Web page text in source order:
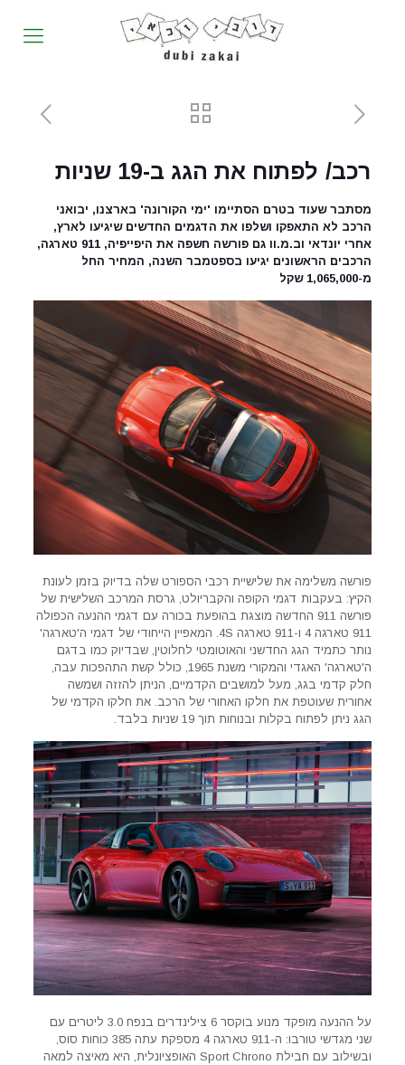
רכב/ לפתוח את הגג ב-19 שניות
מסתבר שעוד בטרם הסתיימו 'ימי הקורונה' בארצנו, יבואני
הרכב לא התאפקו ושלפו את הדגמים החדשים שיגיעו לארץ,
אחרי יונדאי וב.מ.וו גם פורשה חשפה את היפייפיה, 911 טארגה,
הרכבים הראשונים יגיעו בספטמבר השנה, המחיר החל
מ-1,065,000 שקל
פורשה משלימה את שלישיית רכבי הספורט שלה בדיוק בזמן לעונת
הקיץ: בעקבות דגמי הקופה והקבריולט, גרסת המרכב השלישית של
פורשה 911 החדשה מוצגת בהופעת בכורה עם דגמי ההנעה הכפולה
911 טארגה 4 ו-911 טארגה 4S. המאפיין הייחודי של דגמי ה'טארגה'
נותר כתמיד הגג החדשני והאוטומטי לחלוטין, שבדיוק כמו בדגם
ה'טארגה' האגדי והמקורי משנת 1965, כולל קשת התהפכות עבה,
חלק קדמי בגג, מעל למושבים הקדמיים, הניתן להזזה ושמשה
אחורית שעוטפת את חלקו האחורי של הרכב. את חלקו הקדמי של
הגג ניתן לפתוח בקלות ובנוחות תוך 19 שניות בלבד.
על ההנעה מופקד מנוע בוקסר 6 צילינדרים בנפח 3.0 ליטרים עם
שני מגדשי טורבו: ה-911 טארגה 4 מספקת עתה 385 כוחות סוס,
ובשילוב עם חבילת Sport Chrono האופציונלית, היא מאיצה למאה